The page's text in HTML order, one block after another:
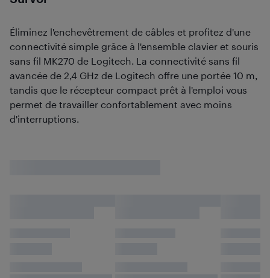
Éliminez l'enchevêtrement de câbles et profitez d'une
connectivité simple grâce à l'ensemble clavier et souris
sans fil MK270 de Logitech. La connectivité sans fil
avancée de 2,4 GHz de Logitech offre une portée 10 m,
tandis que le récepteur compact prêt à l'emploi vous
permet de travailler confortablement avec moins
d'interruptions.